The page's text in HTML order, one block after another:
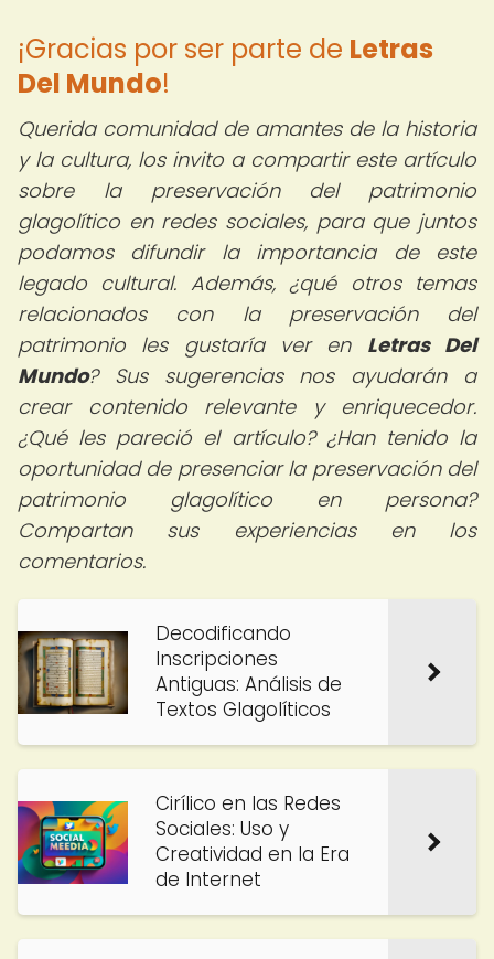
¡Gracias por ser parte de Letras
Del Mundo!
Querida comunidad de amantes de la historia
y la cultura, los invito a compartir este artículo
sobre la preservación del patrimonio
glagolítico en redes sociales, para que juntos
podamos difundir la importancia de este
legado cultural. Además, ¿qué otros temas
relacionados con la preservación del
patrimonio les gustaría ver en Letras Del
Mundo? Sus sugerencias nos ayudarán a
crear contenido relevante y enriquecedor.
¿Qué les pareció el artículo? ¿Han tenido la
oportunidad de presenciar la preservación del
patrimonio glagolítico en persona?
Compartan sus experiencias en los
comentarios.
Decodificando
Inscripciones
Antiguas: Análisis de
Textos Glagolíticos
Cirílico en las Redes
Sociales: Uso y
Creatividad en la Era
de Internet